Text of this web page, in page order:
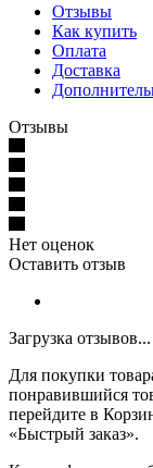
Отзывы
Как купить
Оплата
Доставка
Отзывы
Нет оценок
Оставить отзыв
Загрузка отзывов...
Для покупки
понравившийся
перейдите в
«Быстрый заказ».